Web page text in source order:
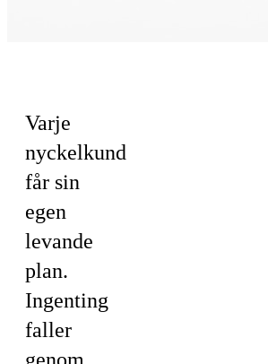
Varje
nyckelkund
får sin
egen
levande
plan.
Ingenting
faller
genom